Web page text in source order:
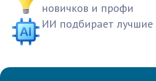
новичков и профи
ИИ подбирает лучшие